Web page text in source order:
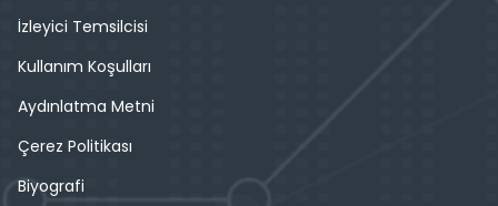
İzleyici Temsilcisi
Kullanım Koşulları
Aydınlatma Metni
Çerez Politikası
Biyografi